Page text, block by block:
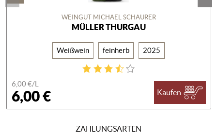
WEINGUT MICHAEL SCHAURER
MÜLLER THURGAU
Weißwein feinherb 2025
6,00 €/L
6,00 € Kaufen
ZAHLUNGSARTEN